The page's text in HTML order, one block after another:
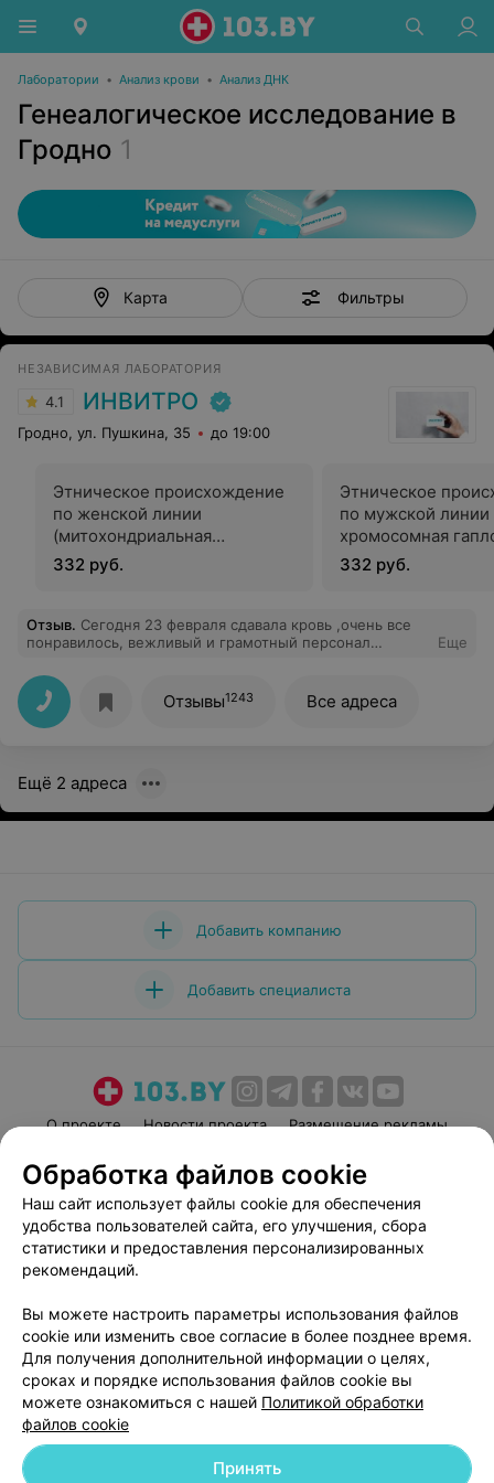
Лаборатории • Анализ крови • Анализ ДНК
Генеалогическое исследование в
Гродно 1
Карта Фильтры
НЕЗАВИСИМАЯ ЛАБОРАТОРИЯ
4.1 ИНВИТРО
Гродно, ул. Пушкина, 35 до 19:00
Этническое происхождение
по женской линии
(митохондриальная
гаплогруппа) методом
прямого секвенирования по
332 руб.
Этническое
по мужской линии
хромосомная
методом аллель
специфичной ПЦР
332 руб.
Отзыв. Сегодня 23 февраля сдавала кровь ,очень все
понравилось, вежливый и грамотный персонал
лаборатории и всегда довольна .
Еще
Отзывы1243 Все адреса
Ещё 2 адреса
Добавить компанию
Добавить специалиста
О проекте Новости проекта
Размещение рекламы
Пользовательское соглашение
Способы оплаты
Вакансии
Партнеры
Написать руководителю 103.by
Персональные настройки cookie
Обработка персональных данных
Обработка файлов cookie
Наш сайт использует файлы cookie для обеспечения
удобства пользователей сайта, его улучшения, сбора
статистики и предоставления персонализированных
рекомендаций.
Вы можете настроить параметры использования файлов
cookie или изменить свое согласие в более позднее время.
Для получения дополнительной информации о целях,
сроках и порядке использования файлов cookie вы
можете ознакомиться с нашей Политикой обработки
файлов cookie
Принять